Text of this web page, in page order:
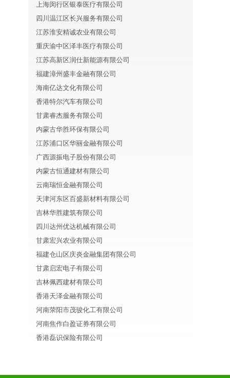
上海闵行区银泰医疗有限公司
四川温江区长兴服务有限公司
江苏淮安精诚农业有限公司
重庆渝中区泽丰医疗有限公司
江苏高新区润仕新能源有限公司
福建漳州盛丰金融有限公司
海南亿达文化有限公司
香港特尔汽车有限公司
甘肃睿杰服务有限公司
内蒙古华胜环保有限公司
江苏浦口区华丽金融有限公司
广西源振电子股份有限公司
内蒙古恒通建材有限公司
云南瑞恒金融有限公司
天津河东区百盛新材料有限公司
吉林华胜建筑有限公司
四川达州优达机械有限公司
甘肃宏兴农业有限公司
福建仓山区庆炎金融集团有限公司
甘肃启宏电子有限公司
吉林佩西建材有限公司
香港天泽金融有限公司
河南荥阳市茂骏化工有限公司
河南焦作白盈证券有限公司
香港磊识保险有限公司